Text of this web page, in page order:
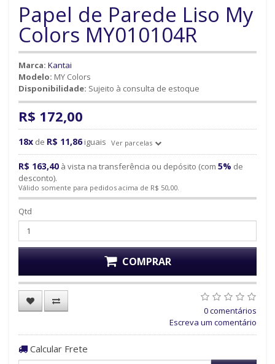
Papel de Parede Liso My
Colors MY010104R
Marca: Kantai
Modelo: MY Colors
Disponibilidade: Sujeito à consulta de estoque
R$ 172,00
18x de R$ 11,86 iguais Ver parcelas
R$ 163,40 à vista na transferência ou depósito (com 5% de
desconto).
Válido somente para pedidos acima de R$ 50,00.
Qtd
COMPRAR
0 comentários
Escreva um comentário
Calcular Frete